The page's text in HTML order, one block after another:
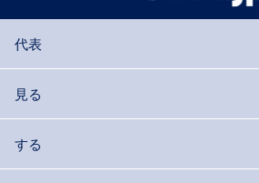
代表
見る
する